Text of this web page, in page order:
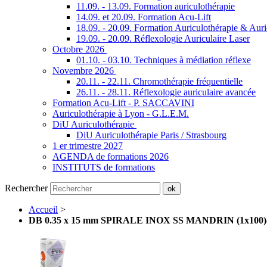
11.09. - 13.09. Formation auriculothérapie
14.09. et 20.09. Formation Acu-Lift
18.09. - 20.09. Formation Auriculothérapie &
19.09. - 20.09. Réflexologie Auriculaire Laser
Octobre 2026
01.10. - 03.10. Techniques à médiation réflexe
Novembre 2026
20.11. - 22.11. Chromothérapie fréquentielle
26.11. - 28.11. Réflexologie auriculaire avancée
Formation Acu-Lift - P. SACCAVINI
Auriculothérapie à Lyon - G.L.E.M.
DiU Auriculothérapie
DiU Auriculothérapie Paris / Strasbourg
1 er trimestre 2027
AGENDA de formations 2026
INSTITUTS de formations
Rechercher ok
Accueil >
DB 0.35 x 15 mm SPIRALE INOX SS MANDRIN